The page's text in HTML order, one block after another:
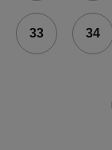
33 34